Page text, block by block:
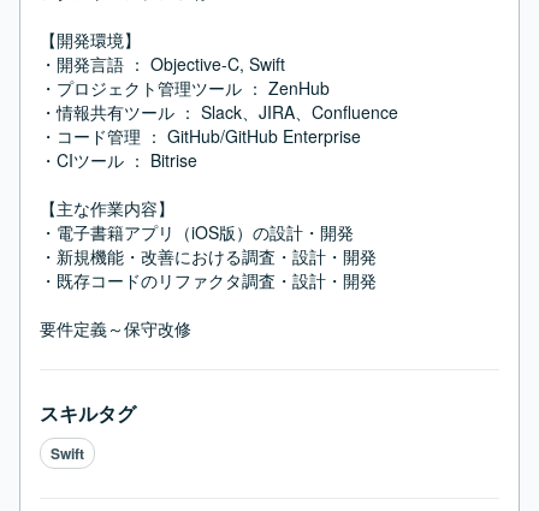
【開発環境】
・開発言語 ： Objective-C, Swift
・プロジェクト管理ツール ： ZenHub
・情報共有ツール ： Slack、JIRA、Confluence
・コード管理 ： GitHub/GitHub Enterprise
・CIツール ： Bitrise
【主な作業内容】
・電子書籍アプリ（iOS版）の設計・開発
・新規機能・改善における調査・設計・開発
・既存コードのリファクタ調査・設計・開発
要件定義～保守改修
スキルタグ
Swift